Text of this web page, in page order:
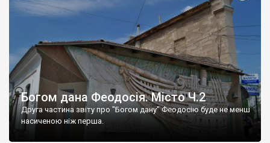
Богом дана Феодосія. Місто Ч.2
Друга частина звіту про "Богом дану" Феодосію буде не менш
насиченою ніж перша.